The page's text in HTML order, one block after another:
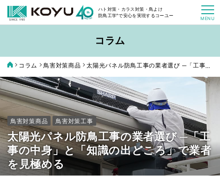
ハト対策・カラス対策・鳥よけ
防鳥工学®で安心を実現するコーユー
MENU
製品情報
製品情報トップ
バードレスマット
バードブロッカー
選ばれる理由
納入事例
よくあるご質問
コラム
オンラインショップ
コラム
コラム 鳥害対策商品 太陽光パネル防鳥工事の業者選び ─「工事の中身」と「知識の出どころ」で業者を見極める
鳥害対策商品 鳥害対策工事
太陽光パネル防鳥工事の業者選び ─「工
事の中身」と「知識の出どころ」で業者
を見極める